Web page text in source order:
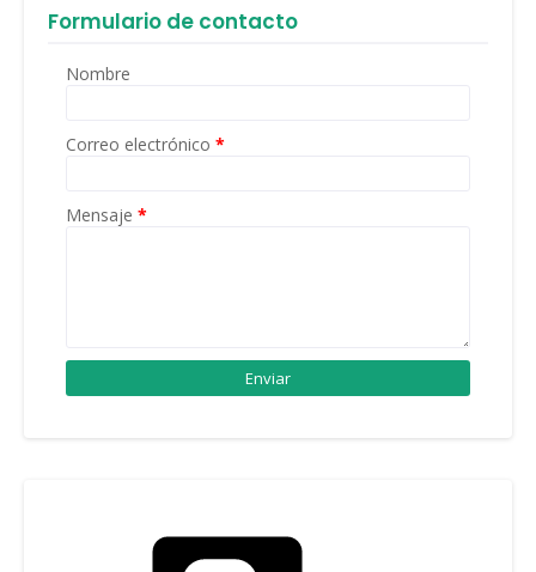
Formulario de contacto
Nombre
Correo electrónico *
Mensaje *